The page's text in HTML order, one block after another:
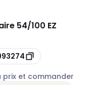
54/100 EZ
et commander